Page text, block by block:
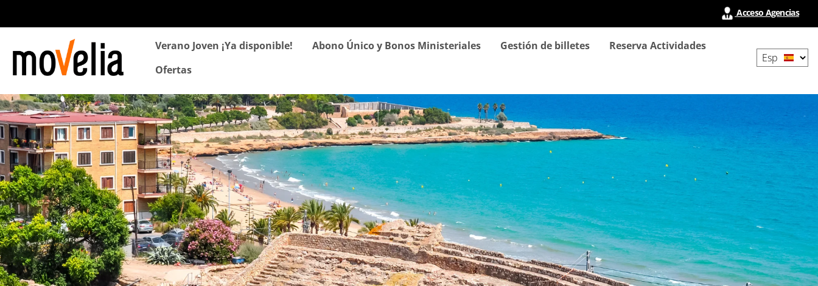
contenido
Acceso Agencias
Navegación
principal
Verano Joven ¡Ya disponible! Abono Único y Bonos Ministeriales Gestión de billetes
Reserva Actividades
Ofertas
your